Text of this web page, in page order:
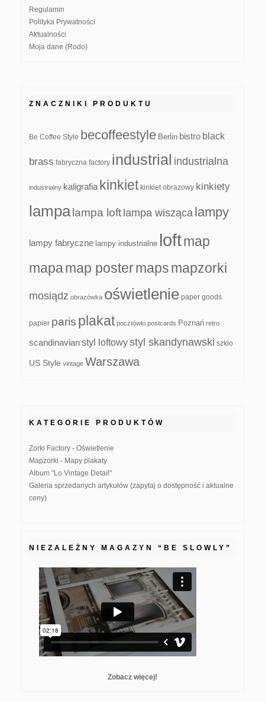
Regulamin
Polityka Prywatności
Aktualności
Moja dane (Rodo)
ZNACZNIKI PRODUKTU
Be Coffee Style becoffeestyle Berlin bistro black
brass fabryczna factory industrial industrialna
industrialny kaligrafia kinkiet kinkiet obrazowy kinkiety
lampa lampa loft lampa wisząca lampy
lampy fabryczne lampy industrialne loftmap
mapamap postermapsmapzorki
mosiądz obrazówka oświetlenie paper goods
papier paris plakat pocztówki postcards Poznań retro
scandinavianstyl loftowystyl skandynawski szkło
US Style vintage Warszawa
KATEGORIE PRODUKTÓW
Zorki Factory - Oświetlenie
Mapzorki - Mapy plakaty
Album "Lo Vintage Detail"
Galeria sprzedanych artykułów (zapytaj o dostępność i aktualne
ceny)
NIEZALEŻNY MAGAZYN “BE SLOWLY”
Zobacz więcej!